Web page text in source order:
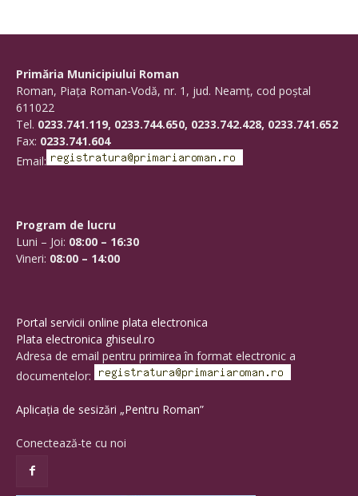
Primăria Municipiului Roman
Roman, Piaţa Roman-Vodă, nr. 1, jud. Neamţ, cod poştal
611022
Tel. 0233.741.119, 0233.744.650, 0233.742.428, 0233.741.652
Fax: 0233.741.604
Email:
Program de lucru
Luni – Joi: 08:00 – 16:30
Vineri: 08:00 – 14:00
Portal servicii online plata electronica
Plata electronica ghiseul.ro
Adresa de email pentru primirea în format electronic a
documentelor:
Aplicația de sesizări „Pentru Roman”
Conectează-te cu noi